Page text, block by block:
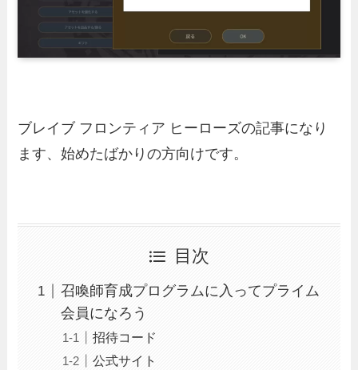
ブレイブ フロンティア ヒーローズの記事になり
ます、始めたばかりの方向けです。
目次
召喚師育成プログラムに入ってプライム
会員になろう
招待コード
公式サイト